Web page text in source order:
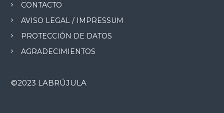
CONTACTO
AVISO LEGAL / IMPRESSUM
PROTECCIÓN DE DATOS
AGRADECIMIENTOS
©2023 LABRÚJULA